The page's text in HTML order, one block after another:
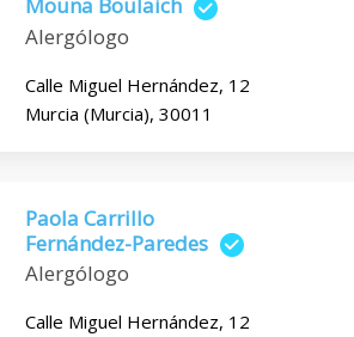
Mouna Boulaich
Alergólogo
Calle Miguel Hernández, 12
Murcia (Murcia), 30011
Paola Carrillo
Fernández-Paredes
Alergólogo
Calle Miguel Hernández, 12